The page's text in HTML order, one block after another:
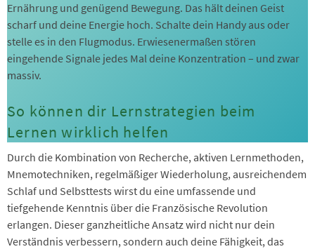
Ernährung und genügend Bewegung. Das hält deinen Geist
scharf und deine Energie hoch. Schalte dein Handy aus oder
stelle es in den Flugmodus. Erwiesenermaßen stören
eingehende Signale jedes Mal deine Konzentration – und zwar
massiv.
So können dir Lernstrategien beim
Lernen wirklich helfen
Durch die Kombination von Recherche, aktiven Lernmethoden,
Mnemotechniken, regelmäßiger Wiederholung, ausreichendem
Schlaf und Selbsttests wirst du eine umfassende und
tiefgehende Kenntnis über die Französische Revolution
erlangen. Dieser ganzheitliche Ansatz wird nicht nur dein
Verständnis verbessern, sondern auch deine Fähigkeit, das